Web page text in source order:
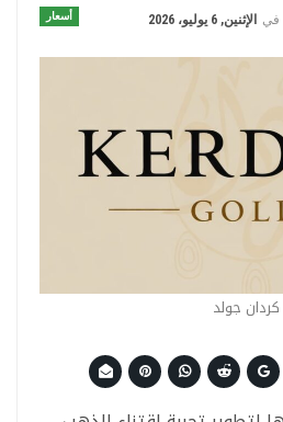
أسعار في الإثنين, 6 يوليو، 2026
كردان جولد